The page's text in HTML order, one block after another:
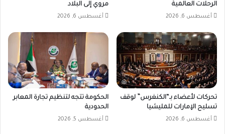
الرحلات العالمية
أغسطس 6, 2026
مروي إلى البلاد
أغسطس 6, 2026
تحركات لأعضاء بـ“الكنغرس” لوقف
تسليح الإمارات للمليشيا
أغسطس 6, 2026
الحكومة تتجه لتنظيم تجارة المعابر
الحدودية
أغسطس 5, 2026